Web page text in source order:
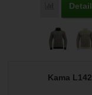
Porovnat
Detail
Kama L142